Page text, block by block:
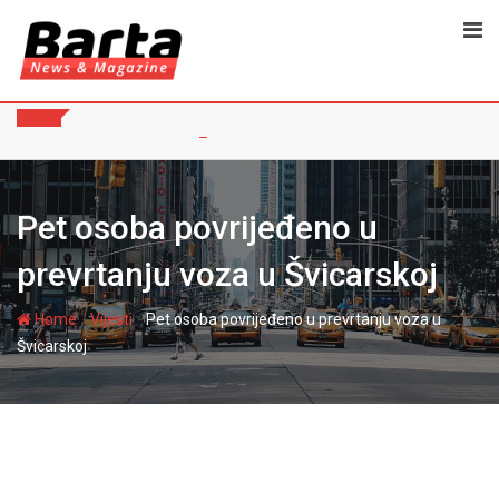
content
Pet osoba povrijeđeno u
prevrtanju voza u Švicarskoj
Home-Vijesti-Pet osoba povrijeđeno u prevrtanju voza u
Švicarskoj